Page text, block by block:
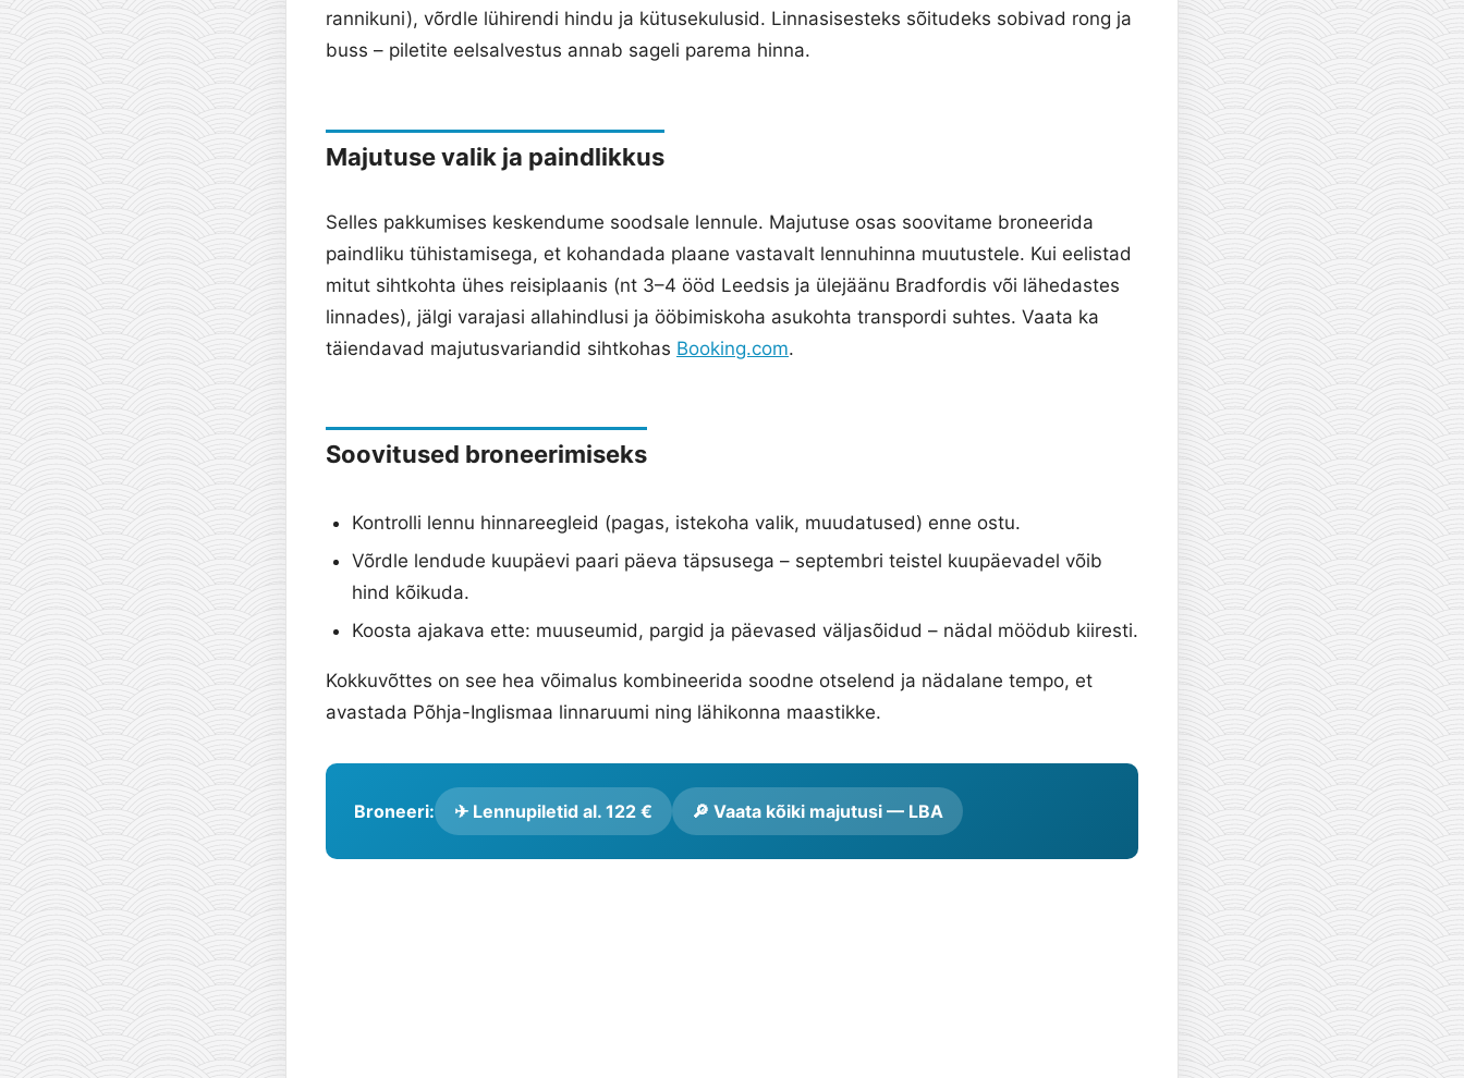
rannikuni), võrdle lühirendi hindu ja kütusekulusid. Linnasisesteks sõitudeks sobivad rong ja
buss – piletite eelsalvestus annab sageli parema hinna.
Majutuse valik ja paindlikkus
Selles pakkumises keskendume soodsale lennule. Majutuse osas soovitame broneerida
paindliku tühistamisega, et kohandada plaane vastavalt lennuhinna muutustele. Kui eelistad
mitut sihtkohta ühes reisiplaanis (nt 3–4 ööd Leedsis ja ülejäänu Bradfordis või lähedastes
linnades), jälgi varajasi allahindlusi ja ööbimiskoha asukohta transpordi suhtes. Vaata ka
täiendavad majutusvariandid sihtkohas Booking.com.
Soovitused broneerimiseks
Kontrolli lennu hinnareegleid (pagas, istekoha valik, muudatused) enne ostu.
Võrdle lendude kuupäevi paari päeva täpsusega – septembri teistel kuupäevadel võib
hind kõikuda.
Koosta ajakava ette: muuseumid, pargid ja päevased väljasõidud – nädal möödub kiiresti.
Kokkuvõttes on see hea võimalus kombineerida soodne otselend ja nädalane tempo, et
avastada Põhja-Inglismaa linnaruumi ning lähikonna maastikke.
Broneeri: ✈ Lennupiletid al. 122 € 🔎 Vaata kõiki majutusi — LBA